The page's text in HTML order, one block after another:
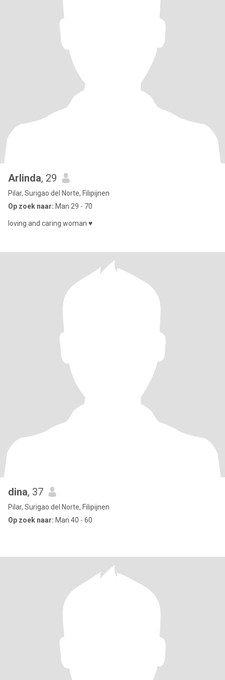
Arlinda, 29
Pilar, Surigao del Norte, Filipijnen
Op zoek naar: Man 29 - 70
loving and caring woman ♥️
dina, 37
Pilar, Surigao del Norte, Filipijnen
Op zoek naar: Man 40 - 60